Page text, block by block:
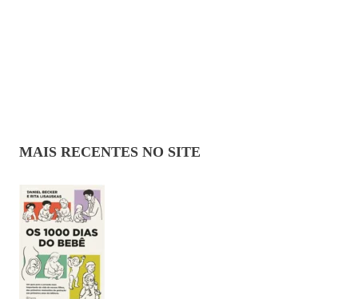
MAIS RECENTES NO SITE